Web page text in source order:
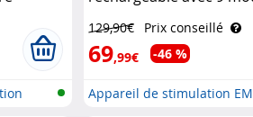
285 Newgen Medicals
129,90€ Prix conseillé
69,99€ -46 %
Appareil de stimulation